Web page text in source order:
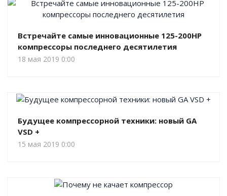
Встречайте самые инновационные 125-200HP
компрессоры последнего десятилетия
18 мая 2019 0:00
Будущее компрессорной техники: новый GA
VSD +
15 мая 2019 0:00